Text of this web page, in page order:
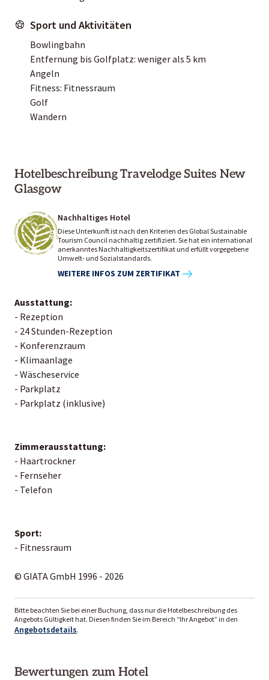
Sport und Aktivitäten
Bowlingbahn
Entfernung bis Golfplatz: weniger als 5 km
Angeln
Fitness: Fitnessraum
Golf
Wandern
Hotelbeschreibung Travelodge Suites New
Glasgow
Nachhaltiges Hotel
Diese Unterkunft ist nach den Kriterien des Global Sustainable
Tourism Council nachhaltig zertifiziert. Sie hat ein international
anerkanntes Nachhaltigkeitszertifikat und erfüllt vorgegebene
Umwelt- und Sozialstandards.
WEITERE INFOS ZUM ZERTIFIKAT
Ausstattung:
- Rezeption
- 24 Stunden-Rezeption
- Konferenzraum
- Klimaanlage
- Wäscheservice
- Parkplatz
- Parkplatz (inklusive)
Zimmerausstattung:
- Haartrockner
- Fernseher
- Telefon
Sport:
- Fitnessraum
© GIATA GmbH 1996 - 2026
Bitte beachten Sie bei einer Buchung, dass nur die Hotelbeschreibung des
Angebots Gültigkeit hat. Diesen finden Sie im Bereich “Ihr Angebot” in den
Angebotsdetails.
Bewertungen zum Hotel